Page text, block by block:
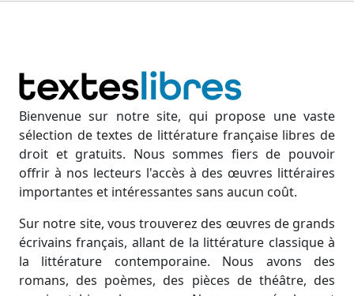
Bienvenue sur notre site, qui propose une vaste
sélection de textes de littérature française libres de
droit et gratuits. Nous sommes fiers de pouvoir
offrir à nos lecteurs l'accès à des œuvres littéraires
importantes et intéressantes sans aucun coût.
Sur notre site, vous trouverez des œuvres de grands
écrivains français, allant de la littérature classique à
la littérature contemporaine. Nous avons des
romans, des poèmes, des pièces de théâtre, des